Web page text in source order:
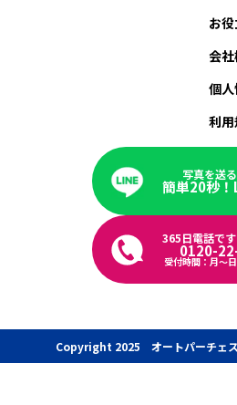
お役
会
個人
利
写真を送
簡単20秒！
365日電話で
0120-
受付時間：月〜
Copyright 2025 オートパーチェ